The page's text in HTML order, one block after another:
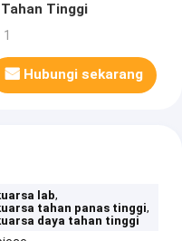
Tinggi
Hubungi sekarang
lab,
tahan panas tinggi,
daya tahan tinggi